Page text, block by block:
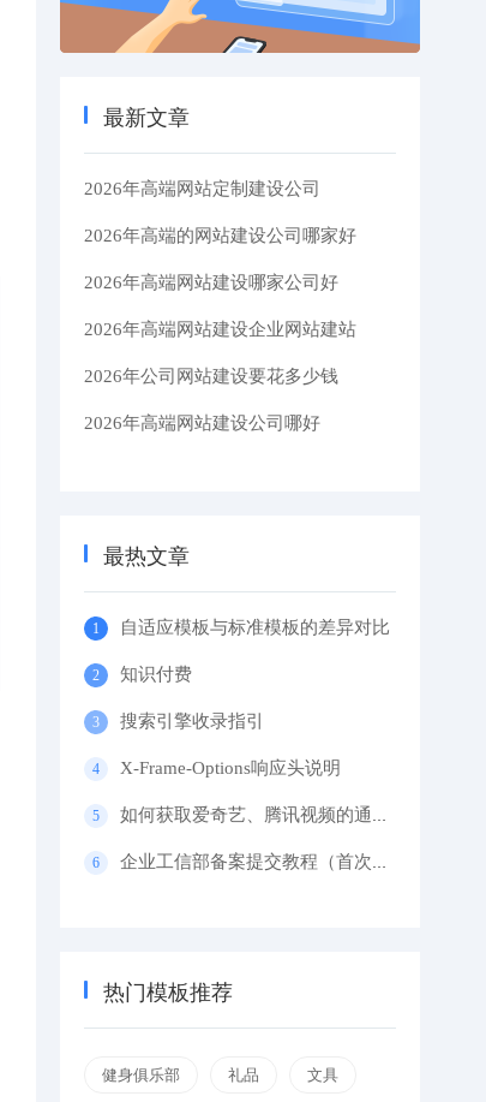
最新文章
2026年高端网站定制建设公司
2026年高端的网站建设公司哪家好
2026年高端网站建设哪家公司好
2026年高端网站建设企业网站建站
2026年公司网站建设要花多少钱
2026年高端网站建设公司哪好
最热文章
自适应模板与标准模板的差异对比
知识付费
搜索引擎收录指引
X-Frame-Options响应头说明
如何获取爱奇艺、腾讯视频的通用代码？
企业工信部备案提交教程（首次备案）
热门模板推荐
健身俱乐部 礼品 文具